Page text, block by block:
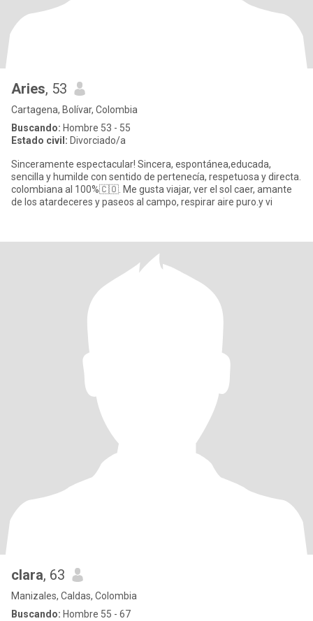
Aries, 53
Cartagena, Bolívar, Colombia
Buscando: Hombre 53 - 55
Estado civil: Divorciado/a
Sinceramente espectacular! Sincera, espontánea,educada,
sencilla y humilde con sentido de pertenecía, respetuosa y directa.
colombiana al 100%🇨🇴. Me gusta viajar, ver el sol caer, amante
de los atardeceres y paseos al campo, respirar aire puro.y vi
clara, 63
Manizales, Caldas, Colombia
Buscando: Hombre 55 - 67